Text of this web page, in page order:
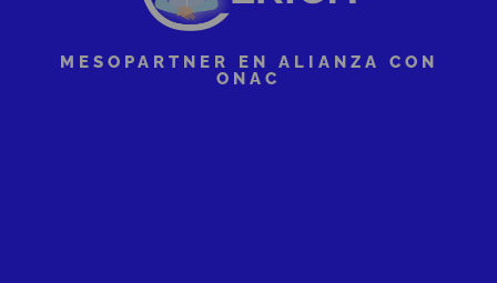
MESOPARTNER EN ALIANZA CON
ONAC